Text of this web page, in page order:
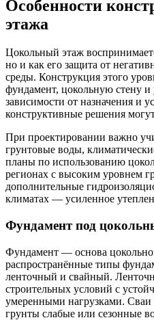
Особенности
этажа
Цокольный этаж
но и как его защита от
среды. Конструкция этого
фундамент, цокольную стену
зависимости от назначения и
конструктивные решения
При проектировании важно
грунтовые воды,
планы по использованию
регионах с высоким уровнем
дополнительные
климатах — усиленное
Фундамент под
Фундамент — основа
распространённые типы
ленточный и свайный.
строительных условий с
умеренными нагрузками. Сваи
грунты слабые или сезонные